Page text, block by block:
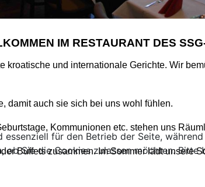
IM RESTAURANT DES
kroatische und internationale Gerichte. Wir
damit auch sie sich bei uns wohl fühlen.
Kommunionen etc. stehen uns
Buffets zusammen. Im Sommer lädt unsere
für den Betrieb der Seite,
Sie die Cookies zulassen möchten.